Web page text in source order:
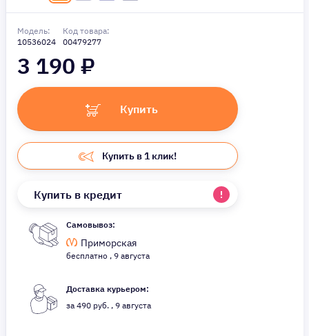
Модель:
10536024
Код товара:
00479277
3 190 ₽
Купить
Купить в 1 клик!
Купить в кредит
Самовывоз:
Приморская
бесплатно , 9 августа
Доставка курьером:
за 490 руб. , 9 августа